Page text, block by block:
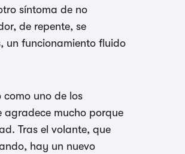
síntoma de no
de repente, se
un funcionamiento fluido
uno de los
agradece mucho porque
Tras el volante, que
hay un nuevo